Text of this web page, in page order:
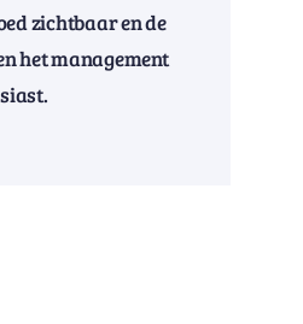
zichtbaar en de
het management